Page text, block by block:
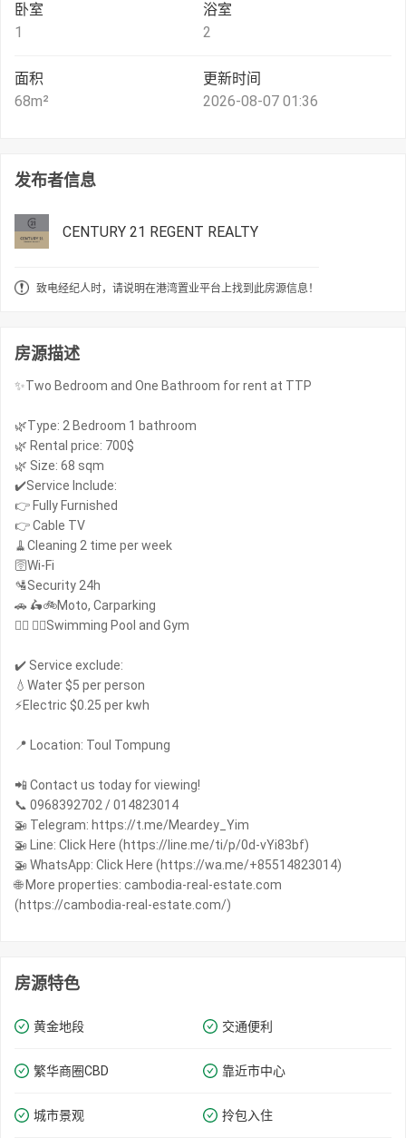
卧室
1
浴室
2
面积
68m²
更新时间
2026-08-07 01:36
发布者信息
CENTURY 21 REGENT REALTY
致电经纪人时，请说明在港湾置业平台上找到此房源信息！
房源描述
✨Two Bedroom and One Bathroom for rent at TTP
🌿Type: 2 Bedroom 1 bathroom
🌿 Rental price: 700$
🌿 Size: 68 sqm
✔️Service Include:
👉 Fully Furnished
👉 Cable TV
🧹Cleaning 2 time per week
🛜Wi-Fi
🛂Security 24h
🚗 🛵🚲Moto, Carparking
🏊‍♂️ 🏋️‍♀️Swimming Pool and Gym
✔️ Service exclude:
💧Water $5 per person
⚡️Electric $0.25 per kwh
📍 Location: Toul Tompung
📲 Contact us today for viewing!
📞 0968392702 / 014823014
🚁 Telegram: https://t.me/Meardey_Yim
🚁 Line: Click Here (https://line.me/ti/p/0d-vYi83bf)
🚁 WhatsApp: Click Here (https://wa.me/+85514823014)
🌐 More properties: cambodia-real-estate.com
(https://cambodia-real-estate.com/)
房源特色
黄金地段 交通便利
繁华商圈​​CBD 靠近市中心
城市景观 拎包入住